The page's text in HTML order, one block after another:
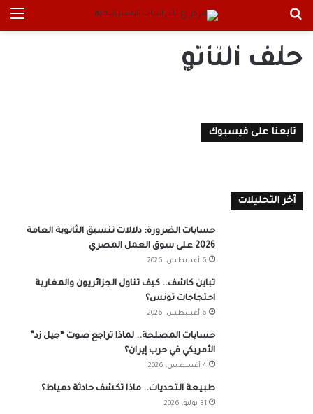
حلف الناتو
كيف سيتعامل “الناتو” مع القوة
الصينية الصاعدة؟
تابعنا على فيسبوك
آخر التحليلات
حسابات الضرورة: دلالات تنسيق الثانوية العامة
2026 على سوق العمل المصري
6 أغسطس، 2026
تباين كاشف.. كيف تناول الجزائريون والمغاربة
احتجاجات تونس؟
6 أغسطس، 2026
حسابات المصلحة.. لماذا تراجع صوت “جيل زد”
الأمريكي في حرب إيران؟
4 أغسطس، 2026
طبيعة التحديات.. ماذا تكشف حادثة دمياط؟
31 يوليو، 2026